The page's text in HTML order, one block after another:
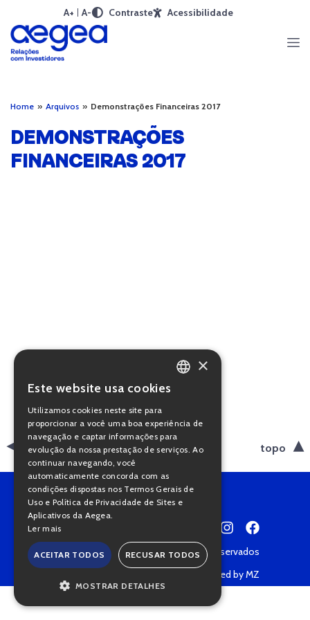
A+ A- Contraste Acessibilidade
Home » Arquivos » Demonstrações Financeiras 2017
DEMONSTRAÇÕES
FINANCEIRAS 2017
voltar topo
Copyright © 2022 • Todos os direitos reservados
Powered by MZ
PORTUGUESE
×
Este website usa cookies
Utilizamos cookies neste site para
proporcionar a você uma boa experiência de
navegação e captar informações para
evolução da nossa prestação de serviços. Ao
continuar navegando, você
automaticamente concorda com as
condições dispostas nos Termos Gerais de
Uso e Política de Privacidade de Sites e
Aplicativos da Aegea.
Ler mais
ACEITAR TODOS RECUSAR TODOS
MOSTRAR DETALHES